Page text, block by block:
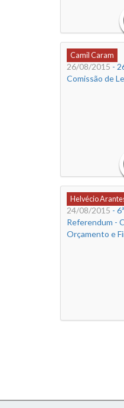
Camil Caram
26/08/2015 -
Comissão de
Helvécio
24/08/2015 -
Referendum -
Orçamento e